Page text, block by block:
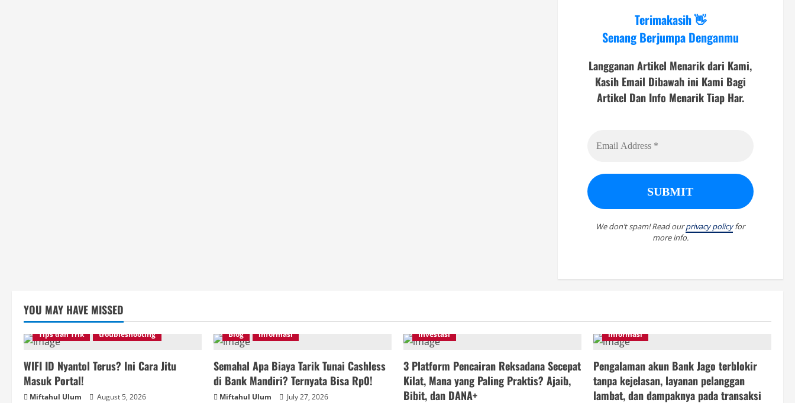
Terimakasih 👋
Senang Berjumpa Denganmu
Langganan Artikel Menarik dari Kami,
Kasih Email Dibawah ini Kami Bagi
Artikel Dan Info Menarik Tiap Har.
We don’t spam! Read ourprivacy policyfor
more info.
YOU MAY HAVE MISSED
Tips dan Trik troubleshooting
WIFI ID Nyantol Terus? Ini Cara Jitu
Masuk Portal!
Miftahul Ulum August 5, 2026
Blog informasi
Semahal Apa Biaya Tarik Tunai Cashless
di Bank Mandiri? Ternyata Bisa Rp0!
Miftahul Ulum July 27, 2026
Investasi
3 Platform Pencairan Reksadana Secepat
Kilat, Mana yang Paling Praktis? Ajaib,
Bibit, dan DANA+
informasi
Pengalaman akun Bank Jago terblokir
tanpa kejelasan, layanan pelanggan
lambat, dan dampaknya pada transaksi